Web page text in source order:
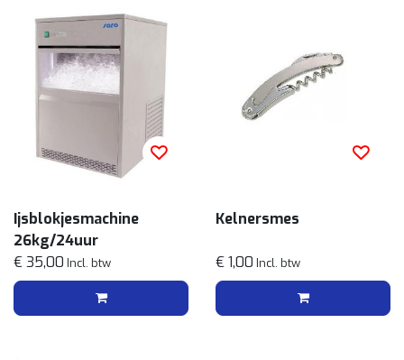
Ijsblokjesmachine
26kg/24uur
€ 35,00 Incl. btw
Kelnersmes
€ 1,00 Incl. btw